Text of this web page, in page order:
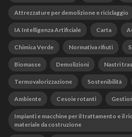
Attrezzature per demolizione e riciclaggio
IA Intelligenza Artificiale Carta
Chimica Verde Normativa rifiuti
Biomasse Demolizioni Nastri
Termovalorizzazione Sostenibilità
Ambiente Cesoie rotanti
Impianti e macchine per il trattamento e il
materiale da costruzione